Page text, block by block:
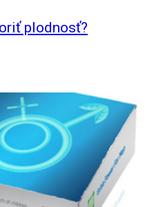
plodnosť?